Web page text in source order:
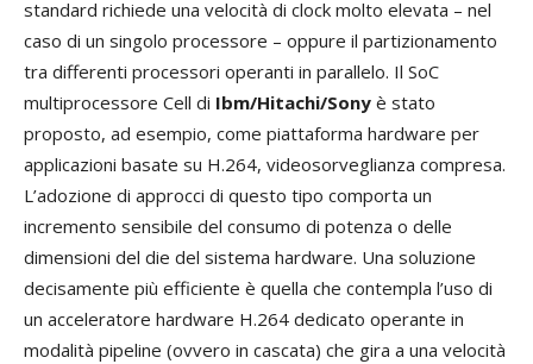
standard richiede una velocità di clock molto elevata – nel
caso di un singolo processore – oppure il partizionamento
tra differenti processori operanti in parallelo. Il SoC
multiprocessore Cell di Ibm/Hitachi/Sony è stato
proposto, ad esempio, come piattaforma hardware per
applicazioni basate su H.264, videosorveglianza compresa.
L’adozione di approcci di questo tipo comporta un
incremento sensibile del consumo di potenza o delle
dimensioni del die del sistema hardware. Una soluzione
decisamente più efficiente è quella che contempla l’uso di
un acceleratore hardware H.264 dedicato operante in
modalità pipeline (ovvero in cascata) che gira a una velocità